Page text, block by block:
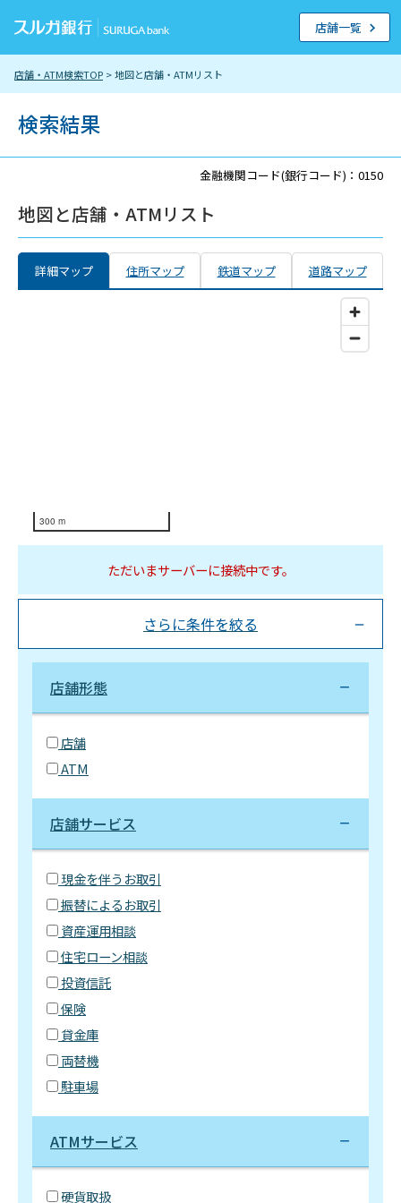
店舗・ATM検索TOP > 地図と店舗・ATMリスト
店舗一覧
検索結果
金融機関コード(銀行コード)：0150
地図と店舗・ATMリスト
詳細マップ 住所マップ 鉄道マップ 道路マップ
300 m
ただいまサーバーに接続中です。
さらに条件を絞る
店舗形態
店舗
ATM
店舗サービス
現金を伴うお取引
振替によるお取引
資産運用相談
住宅ローン相談
投資信託
保険
貸金庫
両替機
駐車場
ATMサービス
硬貨取扱